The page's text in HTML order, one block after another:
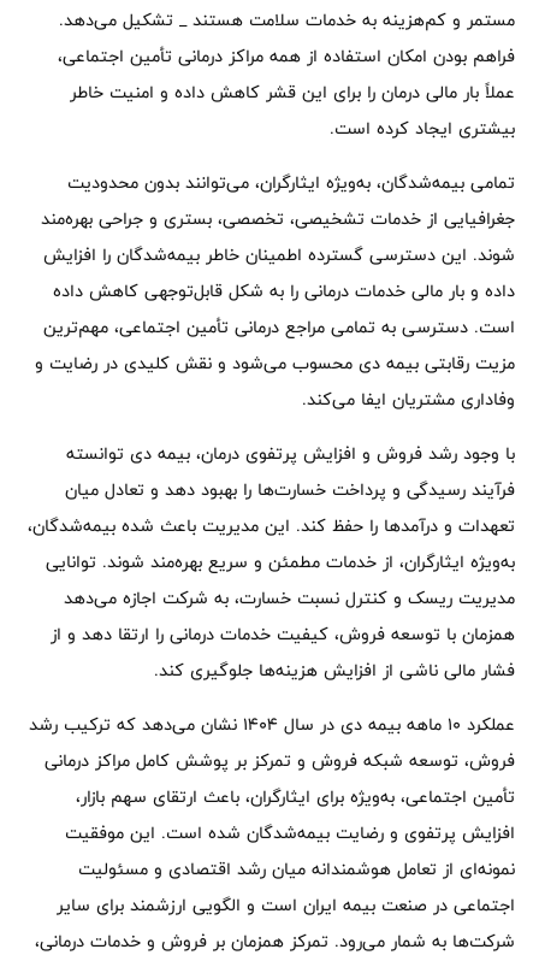
مستمر و کم‌هزینه به خدمات سلامت هستند _ تشکیل می‌دهد.
فراهم بودن امکان استفاده از همه مراکز درمانی تأمین اجتماعی،
عملاً بار مالی درمان را برای این قشر کاهش داده و امنیت خاطر
بیشتری ایجاد کرده است.
تمامی بیمه‌شدگان، به‌ویژه ایثارگران، می‌توانند بدون محدودیت
جغرافیایی از خدمات تشخیصی، تخصصی، بستری و جراحی بهره‌مند
شوند. این دسترسی گسترده اطمینان خاطر بیمه‌شدگان را افزایش
داده و بار مالی خدمات درمانی را به شکل قابل‌توجهی کاهش داده
است. دسترسی به تمامی مراجع درمانی تأمین اجتماعی، مهم‌ترین
مزیت رقابتی بیمه دی محسوب می‌شود و نقش کلیدی در رضایت و
وفاداری مشتریان ایفا می‌کند.
با وجود رشد فروش و افزایش پرتفوی درمان، بیمه دی توانسته
فرآیند رسیدگی و پرداخت خسارت‌ها را بهبود دهد و تعادل میان
تعهدات و درآمدها را حفظ کند. این مدیریت باعث شده بیمه‌شدگان،
به‌ویژه ایثارگران، از خدمات مطمئن و سریع بهره‌مند شوند. توانایی
مدیریت ریسک و کنترل نسبت خسارت، به شرکت اجازه می‌دهد
همزمان با توسعه فروش، کیفیت خدمات درمانی را ارتقا دهد و از
فشار مالی ناشی از افزایش هزینه‌ها جلوگیری کند.
عملکرد ۱۰ ماهه بیمه دی در سال ۱۴۰۴ نشان می‌دهد که ترکیب رشد
فروش، توسعه شبکه فروش و تمرکز بر پوشش کامل مراکز درمانی
تأمین اجتماعی، به‌ویژه برای ایثارگران، باعث ارتقای سهم بازار،
افزایش پرتفوی و رضایت بیمه‌شدگان شده است. این موفقیت
نمونه‌ای از تعامل هوشمندانه میان رشد اقتصادی و مسئولیت
اجتماعی در صنعت بیمه ایران است و الگویی ارزشمند برای سایر
شرکت‌ها به شمار می‌رود. تمرکز همزمان بر فروش و خدمات درمانی،